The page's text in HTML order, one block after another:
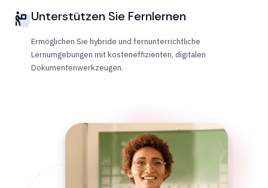
Unterstützen Sie Fernlernen
Ermöglichen Sie hybride und fernunterrichtliche
Lernumgebungen mit kosteneffizienten, digitalen
Dokumentenwerkzeugen.